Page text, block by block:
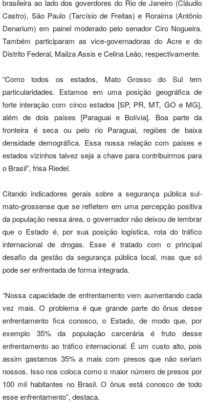
brasileira ao lado dos goverdores do Rio de Janeiro (Cláudio
Castro), São Paulo (Tarcísio de Freitas) e Roraima (Antônio
Denarium) em painel moderado pelo senador Ciro Nogueira.
Também participaram as vice-governadoras do Acre e do
Distrito Federal, Mailza Assis e Celina Leão, respectivamente.
“Como todos os estados, Mato Grosso do Sul tem
particularidades. Estamos em uma posição geográfica de
forte interação com cinco estados [SP, PR, MT, GO e MG],
além de dois países [Paraguai e Bolívia]. Boa parte da
fronteira é seca ou pelo rio Paraguai, regiões de baixa
densidade demográfica. Essa nossa relação com países e
estados vizinhos talvez seja a chave para contribuirmos para
o Brasil”, frisa Riedel.
Citando indicadores gerais sobre a segurança pública sul-
mato-grossense que se refletem em uma percepção positiva
da população nessa área, o governador não deixou de lembrar
que o Estado é, por sua posição logística, rota do tráfico
internacional de drogas. Esse é tratado com o principal
desafio da gestão da segurança pública local, mas que só
pode ser enfrentada de forma integrada.
“Nossa capacidade de enfrentamento vem aumentando cada
vez mais. O problema é que grande parte do ônus desse
enfrentamento fica conosco, o Estado, de modo que, por
exemplo 35% da população carcerária é fruto desse
enfrentamento ao tráfico internacional. É um custo alto, pois
assim gastamos 35% a mais com presos que não seriam
nossos. Isso nos coloca como o maior número de presos por
100 mil habitantes no Brasil. O ônus está conosco de todo
esse enfrentamento”, destaca.